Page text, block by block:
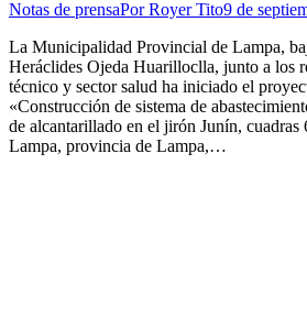
Notas de prensaPorRoyer Tito9 de
La Municipalidad Provincial de Lampa,
Heráclides Ojeda Huarilloclla, junto a los
técnico y sector salud ha iniciado el
«Construcción de sistema de
de alcantarillado en el jirón Junín,
Lampa, provincia de Lampa,…